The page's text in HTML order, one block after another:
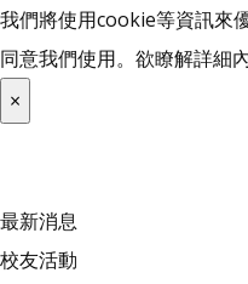
我們將使用cookie等資訊來
同意我們使用。欲瞭解詳細
×
最新消息
校友活動